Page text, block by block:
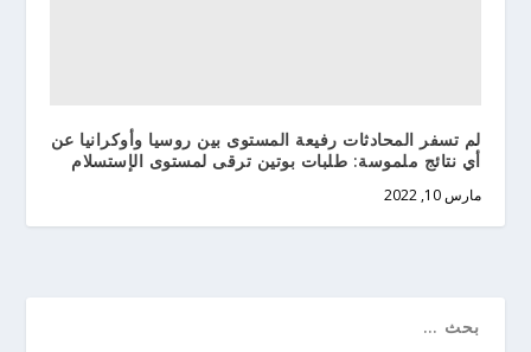
لم تسفر المحادثات رفيعة المستوى بين روسيا وأوكرانيا عن
أي نتائج ملموسة: طلبات بوتين ترقى لمستوى الإستسلام
مارس 10, 2022